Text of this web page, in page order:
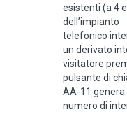
esistenti (a 4
dell’impianto
telefonico
un derivato
visitatore
pulsante di
AA-11 genera
numero di